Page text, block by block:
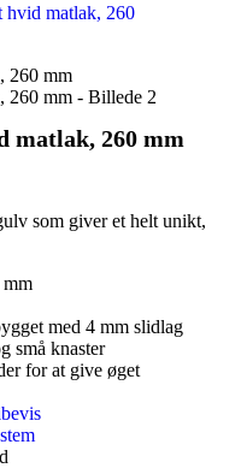
matlak, 260 mm
som giver et helt unikt,
med 4 mm slidlag
små knaster
for at give øget